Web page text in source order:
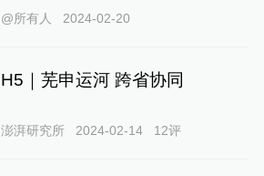
@所有人 2024-02-20
H5｜芜申运河 跨省协同
澎湃研究所 2024-02-14 12评